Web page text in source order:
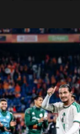
Pays
Classement
Paris sportifs